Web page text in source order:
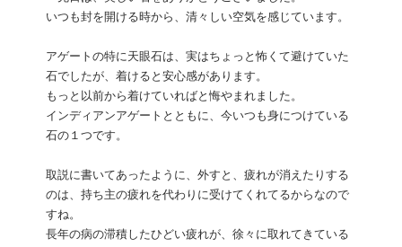
いつも封を開ける時から、清々しい空気を感じています。
アゲートの特に天眼石は、実はちょっと怖くて避けていた
石でしたが、着けると安心感があります。
もっと以前から着けていればと悔やまれました。
インディアンアゲートとともに、今いつも身につけている
石の１つです。
取説に書いてあったように、外すと、疲れが消えたりする
のは、持ち主の疲れを代わりに受けてくれてるからなので
すね。
長年の病の滞積したひどい疲れが、徐々に取れてきている